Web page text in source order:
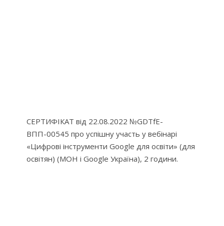
СЕРТИФІКАТ від 22.08.2022 №GDTfE-
ВПП-00545 про успішну участь у вебінарі
«Цифрові інструменти Google для освіти» (для
освітян) (МОН і Google Україна), 2 години.